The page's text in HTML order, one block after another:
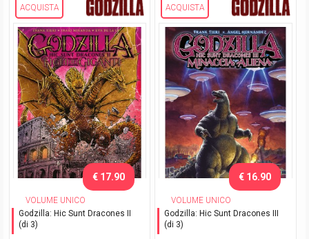
ACQUISTA
VOLUME UNICO
Godzilla: Hic Sunt Dracones II
(di 3)
€ 17.90
ACQUISTA
VOLUME UNICO
Godzilla: Hic Sunt Dracones III
(di 3)
€ 16.90